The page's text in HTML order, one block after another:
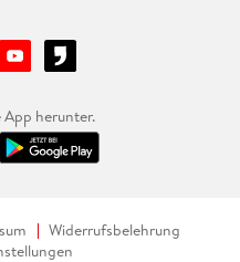
App herunter.
Widerrufsbelehrung